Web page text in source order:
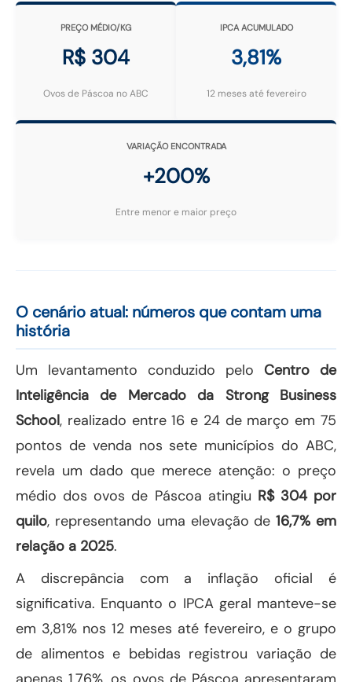
PREÇO MÉDIO/KG
R$ 304
Ovos de Páscoa no ABC
IPCA ACUMULADO
3,81%
12 meses até fevereiro
VARIAÇÃO ENCONTRADA
+200%
Entre menor e maior preço
O cenário atual: números que contam uma
história
Um levantamento conduzido pelo Centro de
Inteligência de Mercado da Strong Business
School, realizado entre 16 e 24 de março em 75
pontos de venda nos sete municípios do ABC,
revela um dado que merece atenção: o preço
médio dos ovos de Páscoa atingiu R$ 304 por
quilo, representando uma elevação de16,7% em
relação a 2025.
A discrepância com a inflação oficial é
significativa. Enquanto o IPCA geral manteve-se
em 3,81% nos 12 meses até fevereiro, e o grupo
de alimentos e bebidas registrou variação de